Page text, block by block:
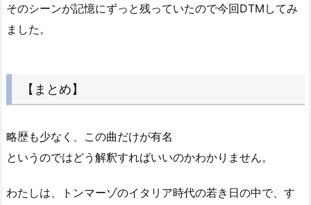
そのシーンが記憶にずっと残っていたので今回DTMしてみ
ました。
【まとめ】
略歴も少なく、この曲だけが有名
というのではどう解釈すればいいのかわかりません。
わたしは、トンマーゾのイタリア時代の若き日の中で、す